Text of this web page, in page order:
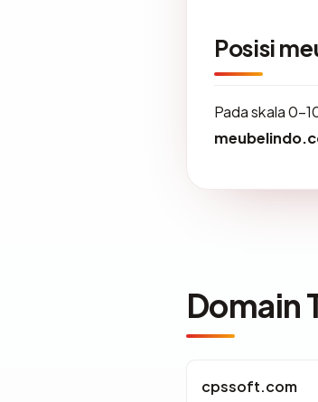
Posisi
Pada skala 0-
Domain
cpssoft.com